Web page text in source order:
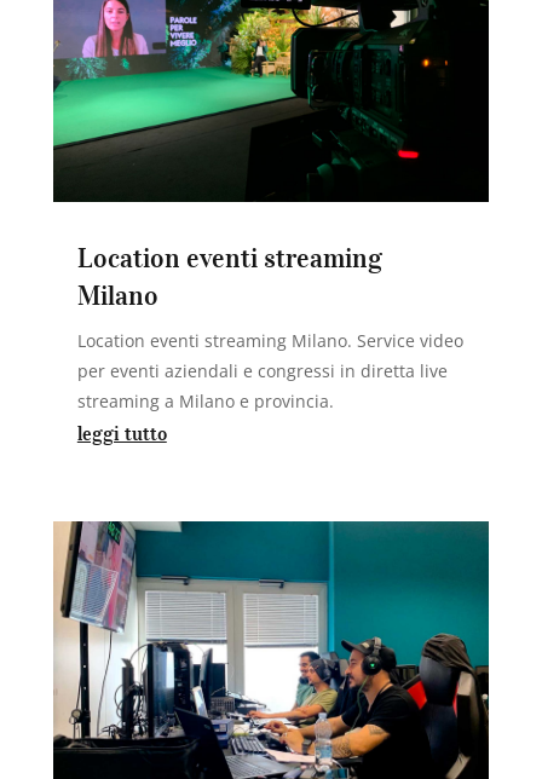
Location eventi streaming
Milano
Location eventi streaming Milano. Service video
per eventi aziendali e congressi in diretta live
streaming a Milano e provincia.
leggi tutto